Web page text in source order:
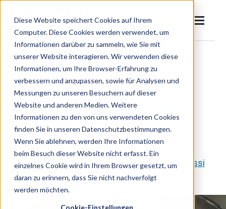
Diese Website speichert Cookies auf Ihrem
Computer. Diese Cookies werden verwendet, um
Informationen darüber zu sammeln, wie Sie mit
unserer Website interagieren. Wir verwenden diese
Informationen, um Ihre Browser-Erfahrung zu
verbessern und anzupassen, sowie für Analysen und
Messungen zu unseren Besuchern auf dieser
Website und anderen Medien. Weitere
Informationen zu den von uns verwendeten Cookies
finden Sie in unseren Datenschutzbestimmungen.
Wenn Sie ablehnen, werden Ihre Informationen
beim Besuch dieser Website nicht erfasst. Ein
einzelnes Cookie wird in Ihrem Browser gesetzt, um
daran zu erinnern, dass Sie nicht nachverfolgt
werden möchten.
Cookie-Einstellungen
SKIP
Toggle
Dr. Homssi
Eingewachsener Zehennagel Toggle
children
for
Zehennagel
Ratgeber
Suchen
zurück zum Ratgeber
Allgemeine Ratschläge
Hyperkeratose am Fuß –
Ursachen, Behandlung &
Prävention
Geschrieben von:Dr. Univ. PD Amro Homssi